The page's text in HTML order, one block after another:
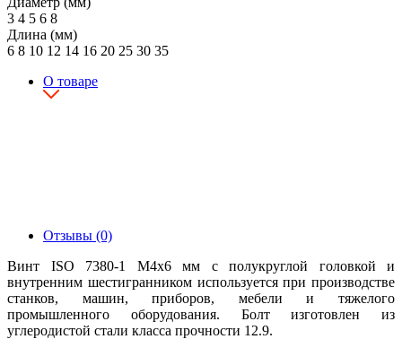
3 4 5 6 8
Длина (мм)
6 8 10 12 14 16 20 25 30 35
О товаре
Отзывы (0)
Винт ISO 7380-1 М4х6 мм с полукруглой головкой и
внутренним шестигранником используется при производстве
станков, машин, приборов, мебели и тяжелого
промышленного оборудования. Болт изготовлен из
углеродистой стали класса прочности 12.9.